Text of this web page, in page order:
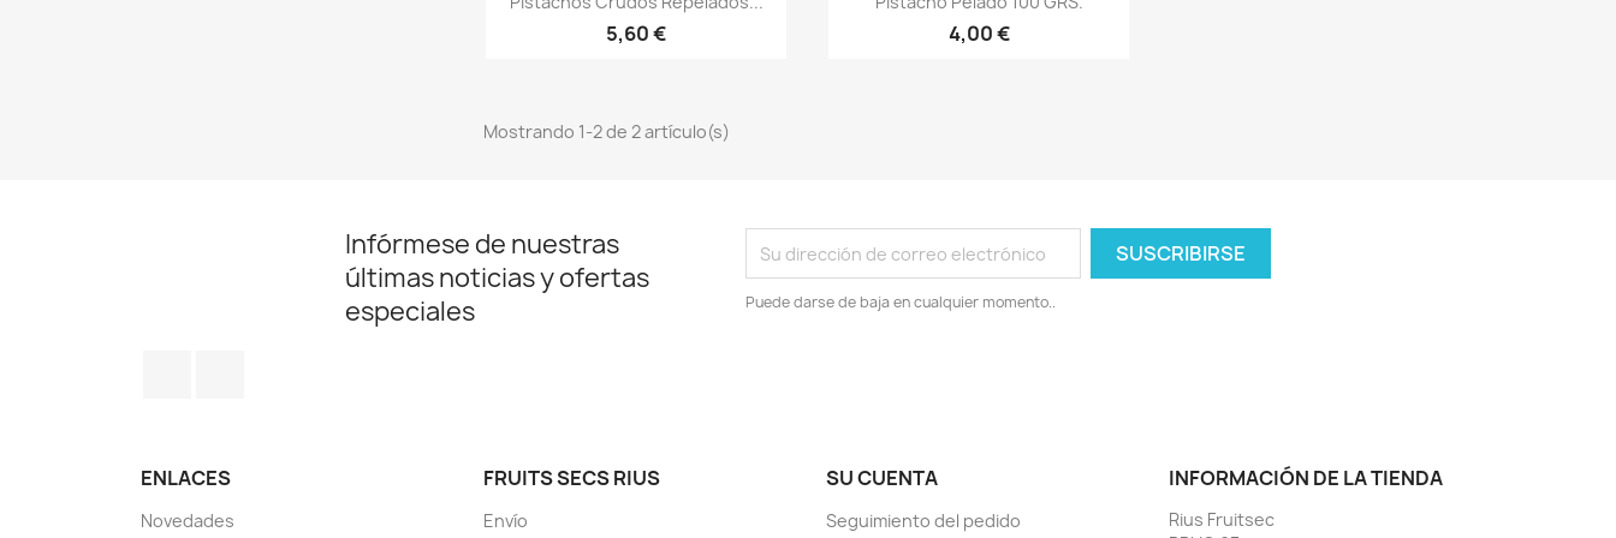
5,60 € 4,00 €
Mostrando 1-2 de 2 artículo(s)
Infórmese de nuestras
últimas noticias y ofertas
especiales
Puede darse de baja en cualquier momento..
ENLACES
Novedades
FRUITS SECS RIUS
Envío
SU CUENTA
Seguimiento del pedido
INFORMACIÓN DE LA TIENDA
Rius Fruitsec